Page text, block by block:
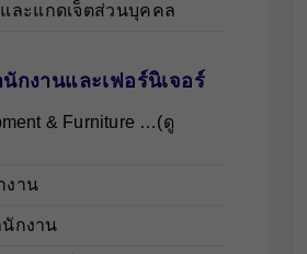
ละแกดเจ็ตส่วนบุคคล
นักงานและเฟอร์นิเจอร์
& Furniture …(ดู
งาน
นักงาน